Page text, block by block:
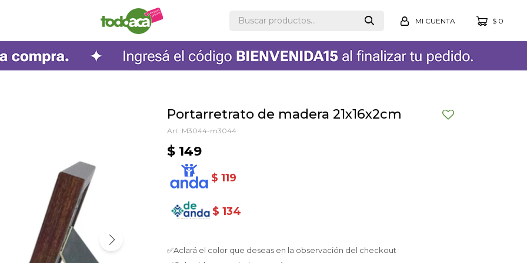
$ 0
Portarretrato de madera 21x16x2cm
M3044-m3044
$ 149
$ 119
$ 134
✅Aclará el color que deseas en la observación del checkout